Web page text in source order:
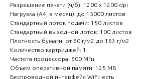
Разрешение печати (ч/б): 1200 x 1200 dpi
Нагрузка (А4, в месяц): до 15000 листов
Стандартный лоток подачи: 150 листов
Стандартный выходной лоток: 100 листов
Плотность бумаги: от 60 г/м2 до 163 г/м2
Количество картриджей: 1
Частота процессора: 600 МГц
Объем оперативной памяти: 125 МБ
Беспроводной интерфейс WiFi: есть